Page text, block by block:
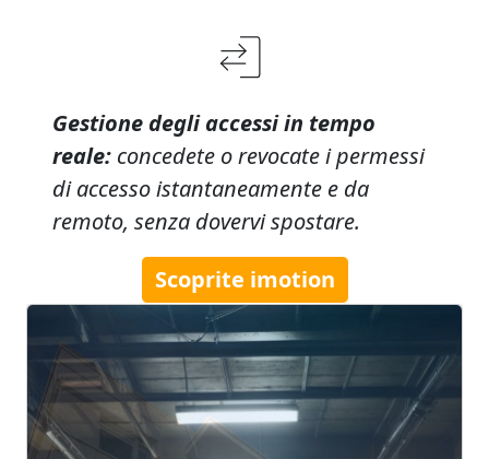
Gestione degli accessi in tempo
reale: concedete o revocate i permessi
di accesso istantaneamente e da
remoto, senza dovervi spostare.
Scoprite imotion